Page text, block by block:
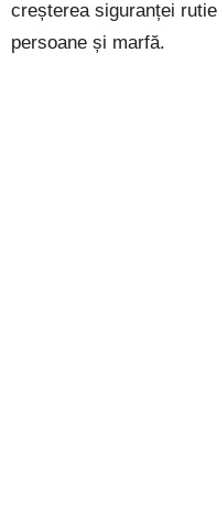
creșterea siguranței
persoane și marfă.